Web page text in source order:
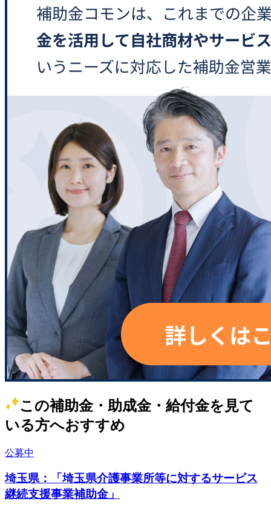
この補助金・助成金・給付金を見て
いる方へおすすめ
公募中
埼玉県：「埼玉県介護事業所等に対するサービス
継続支援事業補助金」